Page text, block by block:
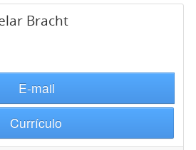
Bracht
E-mail
Currículo